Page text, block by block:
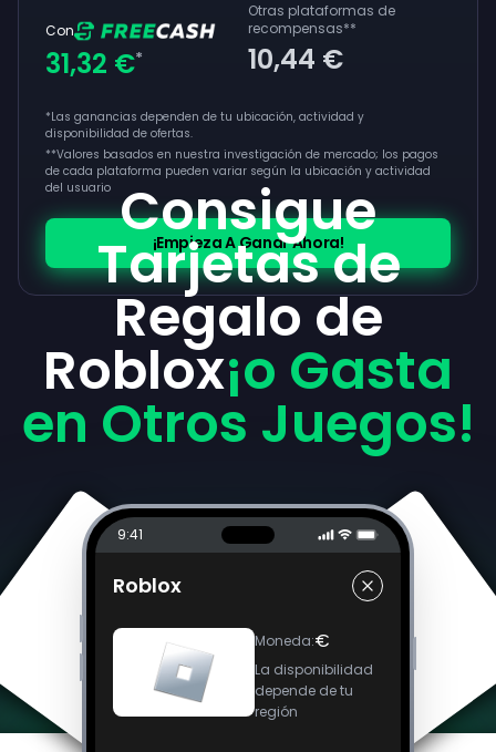
Con
31,32 €*
Otras plataformas de
recompensas**
10,44 €
*Las ganancias dependen de tu ubicación, actividad y
disponibilidad de ofertas.
**Valores basados en nuestra investigación de mercado; los pagos
de cada plataforma pueden variar según la ubicación y actividad
del usuario
¡Empieza A Ganar Ahora!
Consigue
Tarjetas de
Regalo de
Roblox¡o Gasta
en Otros Juegos!
9:41
Roblox
Moneda:€
La disponibilidad
depende de tu
región